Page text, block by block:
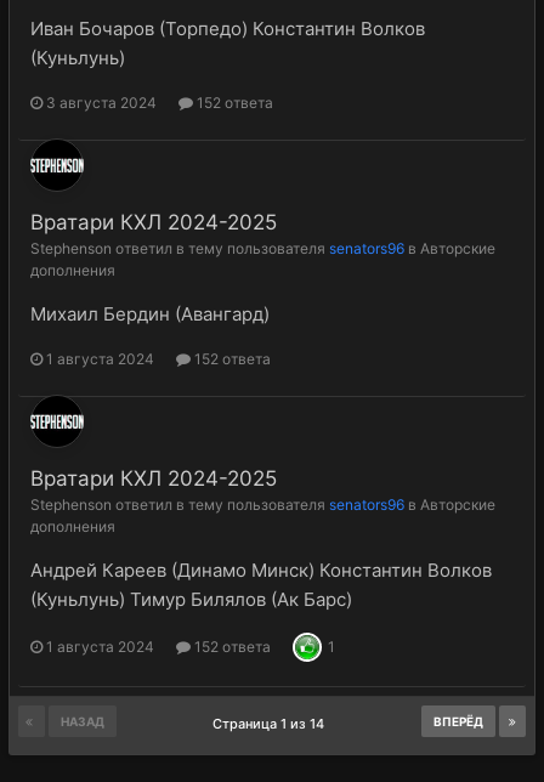
Иван Бочаров (Торпедо) Константин Волков
(Куньлунь)
3 августа 2024 152 ответа
Вратари КХЛ 2024-2025
Stephenson ответил в тему пользователя senators96 в Авторские
дополнения
Михаил Бердин (Авангард)
1 августа 2024 152 ответа
Вратари КХЛ 2024-2025
Stephenson ответил в тему пользователя senators96 в Авторские
дополнения
Андрей Кареев (Динамо Минск) Константин Волков
(Куньлунь) Тимур Билялов (Ак Барс)
1 августа 2024 152 ответа 1
НАЗАД ВПЕРЁД
Страница 1 из 14